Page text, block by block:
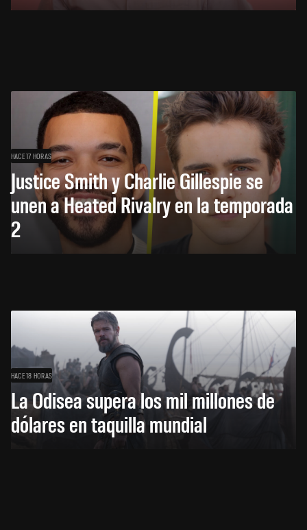
HACE 17 HORAS
Justice Smith y Charlie Gillespie se
unen a Heated Rivalry en la temporada
2
HACE 18 HORAS
La Odisea supera los mil millones de
dólares en taquilla mundial